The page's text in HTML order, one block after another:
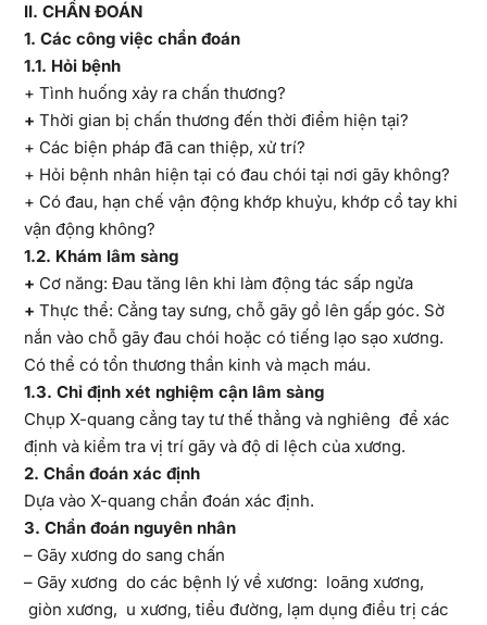
II. CHẨN ĐOÁN
1. Các công việc chẩn đoán
1.1. Hỏi bệnh
+ Tình huống xảy ra chấn thương?
+ Thời gian bị chấn thương đến thời điểm hiện tại?
+ Các biện pháp đã can thiệp, xử trí?
+ Hỏi bệnh nhân hiện tại có đau chói tại nơi gãy không?
+ Có đau, hạn chế vận động khớp khuỷu, khớp cổ tay khi
vận động không?
1.2. Khám lâm sàng
+ Cơ năng: Đau tăng lên khi làm động tác sấp ngửa
+ Thực thể: Cẳng tay sưng, chỗ gãy gồ lên gấp góc. Sờ
nắn vào chỗ gãy đau chói hoặc có tiếng lạo sạo xương.
Có thể có tổn thương thần kinh và mạch máu.
1.3. Chỉ định xét nghiệm cận lâm sàng
Chụp X-quang cẳng tay tư thế thẳng và nghiêng để xác
định và kiểm tra vị trí gãy và độ di lệch của xương.
2. Chẩn đoán xác định
Dựa vào X-quang chẩn đoán xác định.
3. Chẩn đoán nguyên nhân
– Gãy xương do sang chấn
– Gãy xương do các bệnh lý về xương: loãng xương,
giòn xương, u xương, tiểu đường, lạm dụng điều trị các